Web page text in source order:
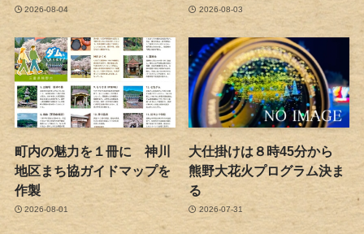
2026-08-04 2026-08-03
町内の魅力を１冊に 神川
地区まち協ガイドマップを
作製
2026-08-01
大仕掛けは８時45分から
熊野大花火プログラム決ま
る
2026-07-31